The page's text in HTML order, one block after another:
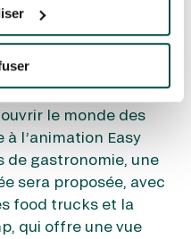
pour les
à poney, un
gonflable et
» sur la piste. Les
le monde des
l’animation Easy
de gastronomie, une
sera proposée, avec
food trucks et la
qui offre une vue